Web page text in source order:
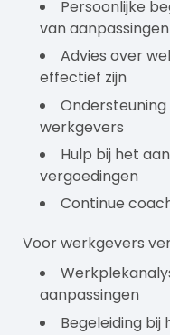
Persoonlijke
van aanpassingen
Advies over
effectief zijn
werkgevers
Hulp bij het
vergoedingen
Continue
Voor werkgevers
aanpassingen
Begeleiding